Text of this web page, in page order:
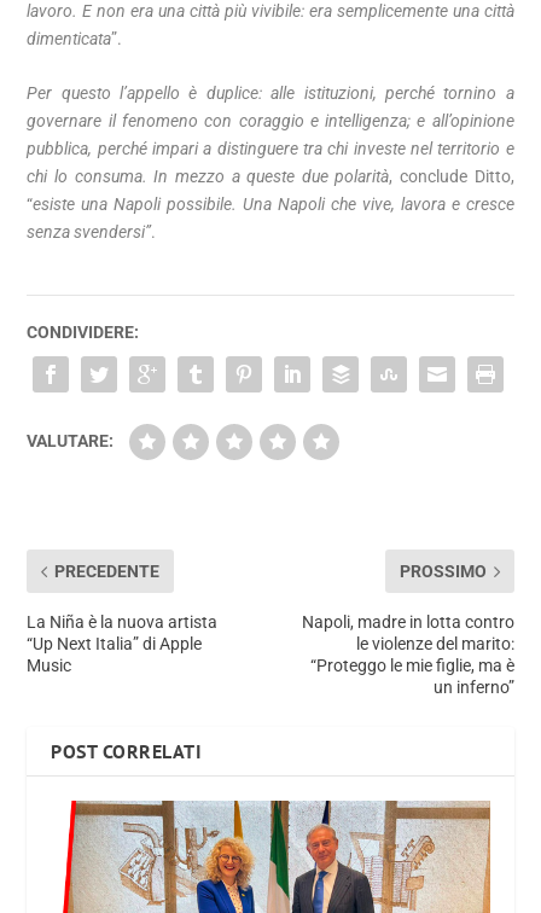
lavoro. E non era una città più vivibile: era semplicemente una città
dimenticata”.
Per questo l’appello è duplice: alle istituzioni, perché tornino a
governare il fenomeno con coraggio e intelligenza; e all’opinione
pubblica, perché impari a distinguere tra chi investe nel territorio e
chi lo consuma. In mezzo a queste due polarità, conclude Ditto,
“esiste una Napoli possibile. Una Napoli che vive, lavora e cresce
senza svendersi”.
CONDIVIDERE:
VALUTARE:
PRECEDENTE
La Niña è la nuova artista
“Up Next Italia” di Apple
Music
PROSSIMO
Napoli, madre in lotta contro
le violenze del marito:
“Proteggo le mie figlie, ma è
un inferno”
POST CORRELATI